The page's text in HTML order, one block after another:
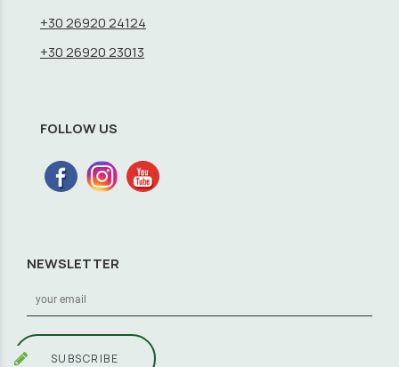
+30 26920 24124
+30 26920 23013
FOLLOW US
NEWSLETTER
SUBSCRIBE